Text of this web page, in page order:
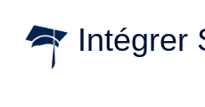
Intégrer